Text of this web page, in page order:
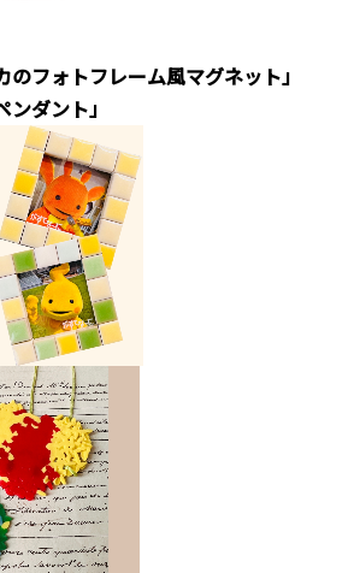
のフォトフレーム風マグネット」
ンダント」